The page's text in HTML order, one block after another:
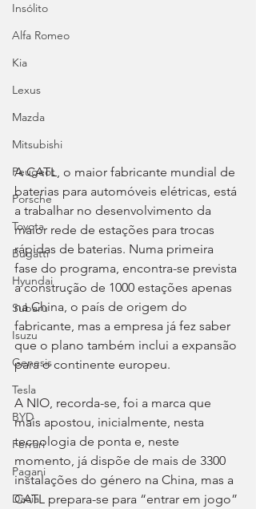
Insólito
Alfa Romeo
Kia
Lexus
Mazda
Mitsubishi
Peugeot
Porsche
Toyota
Bugatti
Hyundai
Subaru
Isuzu
Genesis
Tesla
BYD
Ferrari
Pagani
Dacia
A CATL, o maior fabricante mundial de
baterias para automóveis elétricas, está
a trabalhar no desenvolvimento da
maior rede de estações para trocas
rápidas de baterias. Numa primeira
fase do programa, encontra-se prevista
a construção de 1000 estações apenas
na China, o país de origem do
fabricante, mas a empresa já fez saber
que o plano também inclui a expansão
para o continente europeu.
A NIO, recorda-se, foi a marca que
mais apostou, inicialmente, nesta
tecnologia de ponta e, neste
momento, já dispõe de mais de 3300
instalações do género na China, mas a
CATL prepara-se para “entrar em jogo”